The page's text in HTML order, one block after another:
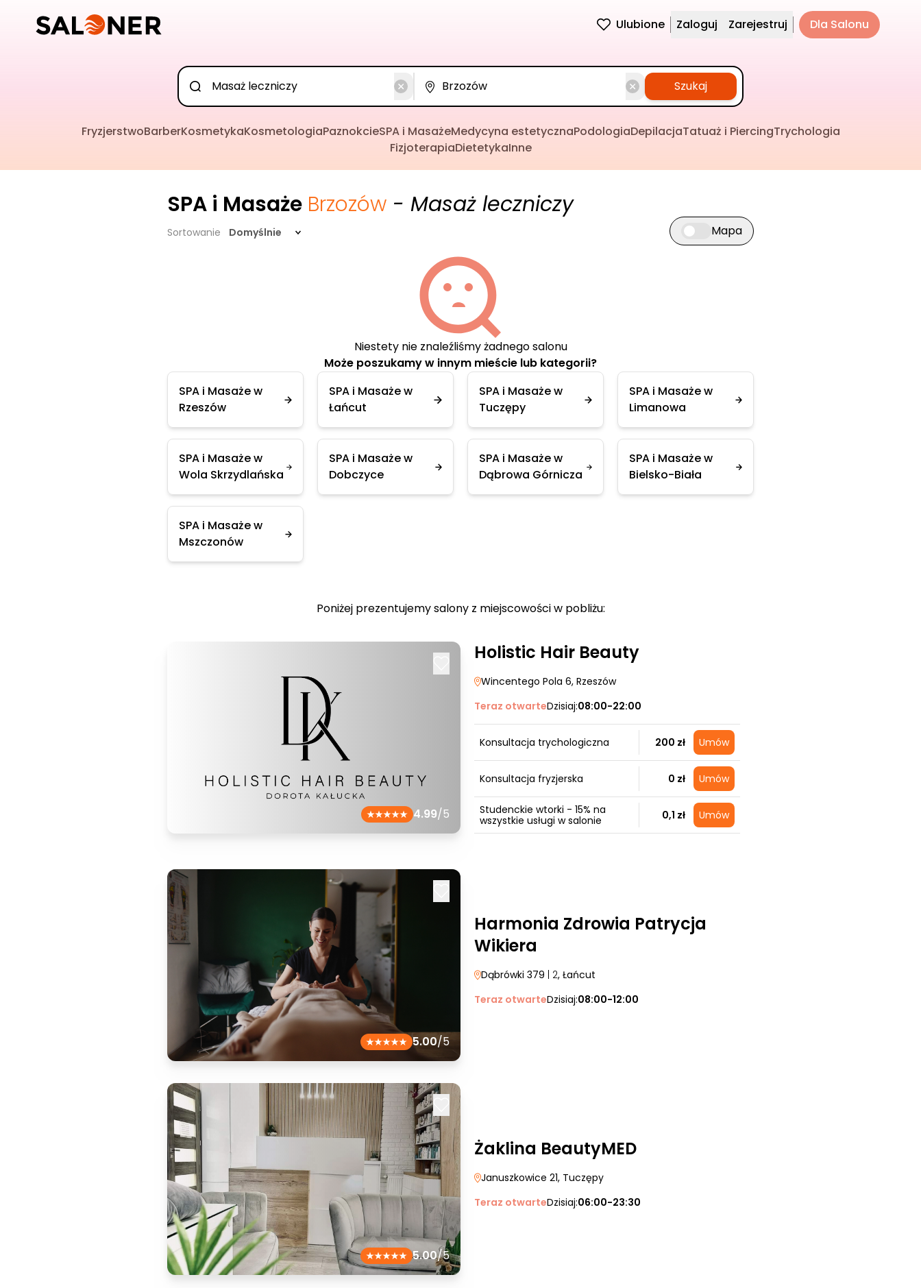
Ulubione Zaloguj Zarejestruj Dla Salonu
Szukaj
FryzjerstwoBarberKosmetykaKosmetologiaPaznokcieSPA i MasażeMedycyna estetycznaPodologiaDepilacjaTatuaż i PiercingTrychologia
FizjoterapiaDietetykaInne
SPA i Masaże Brzozów - Masaż leczniczy
Sortowanie Domyślnie Przełącz widok mapy
Mapa
Niestety nie znaleźliśmy żadnego salonu
Może poszukamy w innym mieście lub kategorii?
SPA i Masaże w
Rzeszów
SPA i Masaże w
Łańcut
SPA i Masaże w
Tuczępy
SPA i Masaże w
Limanowa
SPA i Masaże w
Wola Skrzydlańska
SPA i Masaże w
Dobczyce
SPA i Masaże w
Dąbrowa Górnicza
SPA i Masaże w
Bielsko-Biała
SPA i Masaże w
Mszczonów
Poniżej prezentujemy salony z miejscowości w pobliżu:
4.99/5
Holistic Hair Beauty
Wincentego Pola 6, Rzeszów
Teraz otwarteDzisiaj:08:00-22:00
Konsultacja trychologiczna 200 zł Umów
Konsultacja fryzjerska 0 zł Umów
Studenckie wtorki - 15% na
wszystkie usługi w salonie
0,1 zł Umów
5.00/5
Harmonia Zdrowia Patrycja
Wikiera
Dąbrówki 379 | 2, Łańcut
Teraz otwarteDzisiaj:08:00-12:00
5.00/5
Żaklina BeautyMED
Januszkowice 21, Tuczępy
Teraz otwarteDzisiaj:06:00-23:30